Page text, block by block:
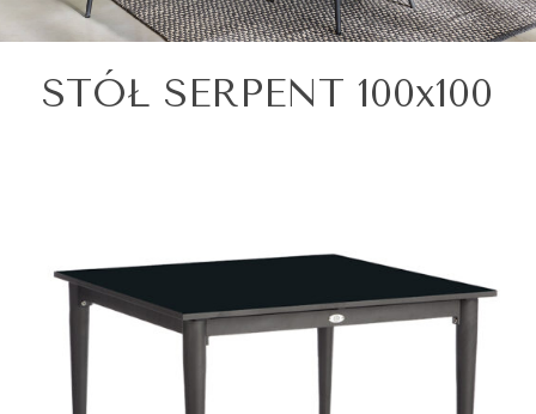
STÓŁ SERPENT 100x100